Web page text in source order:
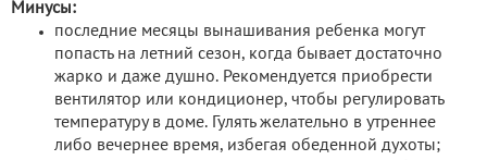
Минусы:
последние месяцы вынашивания ребенка могут
попасть на летний сезон, когда бывает достаточно
жарко и даже душно. Рекомендуется приобрести
вентилятор или кондиционер, чтобы регулировать
температуру в доме. Гулять желательно в утреннее
либо вечернее время, избегая обеденной духоты;